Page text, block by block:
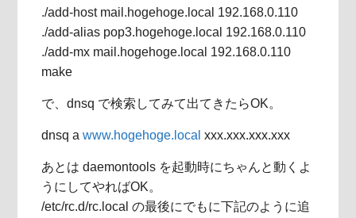
./add-host mail.hogehoge.local 192.168.0.110
./add-alias pop3.hogehoge.local 192.168.0.110
./add-mx mail.hogehoge.local 192.168.0.110
make
で、dnsq で検索してみて出てきたらOK。
dnsq awww.hogehoge.local xxx.xxx.xxx.xxx
あとは daemontools を起動時にちゃんと動くよ
うにしてやればOK。
/etc/rc.d/rc.local の最後にでもに下記のように追